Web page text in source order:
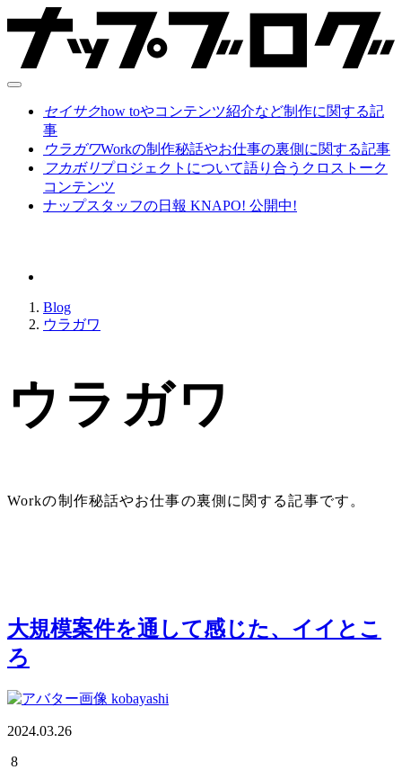
セイサクhow toやコンテンツ紹介など制作に関する記
事
ウラガワWorkの制作秘話やお仕事の裏側に関する記事
フカボリプロジェクトについて語り合うクロストーク
コンテンツ
ナップスタッフの日報 KNAPO! 公開中!
Blog
ウラガワ
ウラガワ
Workの制作秘話やお仕事の裏側に関する記事です。
大規模案件を通して感じた、イイとこ
ろ
kobayashi
2024.03.26
8